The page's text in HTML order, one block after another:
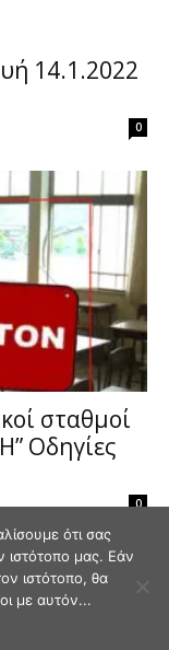
14.1.2022
0
σταθμοί
Οδηγίες
0
ότι σας
ιστότοπο μας. Εάν
ιστότοπο, θα
με αυτόν...